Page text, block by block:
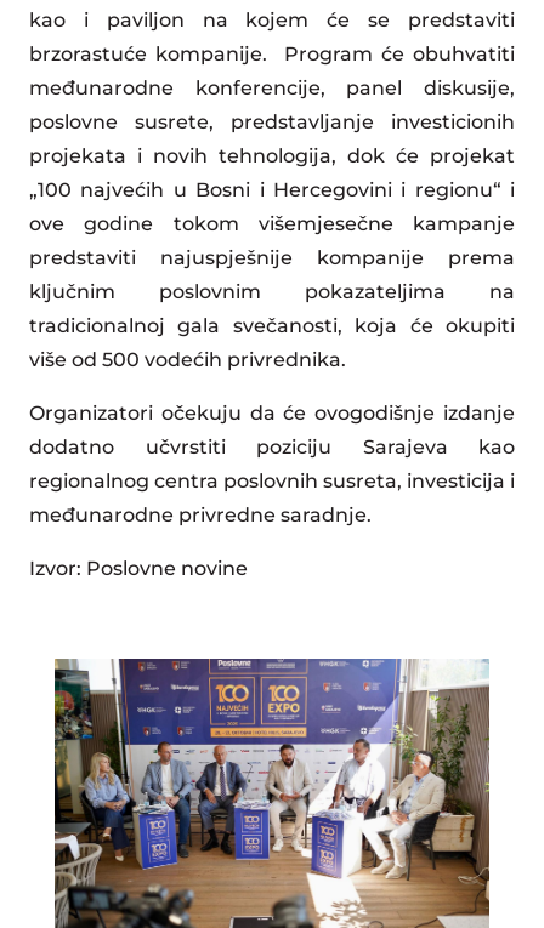
kao i paviljon na kojem će se predstaviti
brzorastuće kompanije. Program će obuhvatiti
međunarodne konferencije, panel diskusije,
poslovne susrete, predstavljanje investicionih
projekata i novih tehnologija, dok će projekat
„100 najvećih u Bosni i Hercegovini i regionu“ i
ove godine tokom višemjesečne kampanje
predstaviti najuspješnije kompanije prema
ključnim poslovnim pokazateljima na
tradicionalnoj gala svečanosti, koja će okupiti
više od 500 vodećih privrednika.
Organizatori očekuju da će ovogodišnje izdanje
dodatno učvrstiti poziciju Sarajeva kao
regionalnog centra poslovnih susreta, investicija i
međunarodne privredne saradnje.
Izvor: Poslovne novine